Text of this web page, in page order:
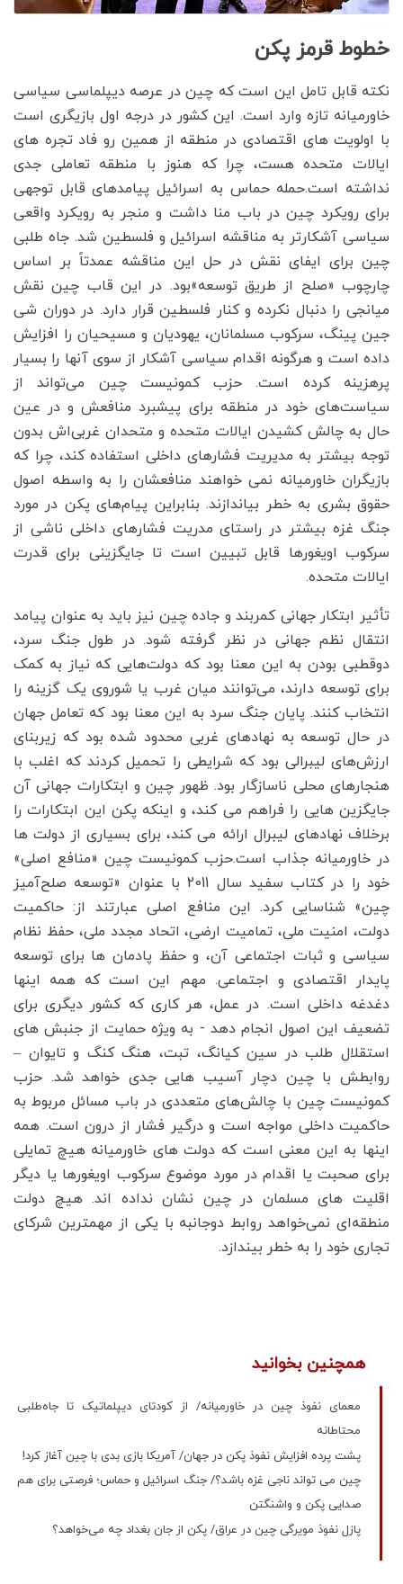
خطوط قرمز پکن
نکته قابل تامل این است که چین در عرصه دیپلماسی سیاسی
خاورمیانه تازه وارد است. این کشور در درجه اول بازیگری است
با اولویت های اقتصادی در منطقه از همین رو فاد تجره های
ایالات متحده هست، چرا که هنوز با منطقه تعاملی جدی
نداشته است.حمله حماس به اسرائیل پیامدهای قابل توجهی
برای رویکرد چین در باب منا داشت و منجر به رویکرد واقعی
سیاسی آشکارتر به مناقشه اسرائیل و فلسطین شد. جاه طلبی
چین برای ایفای نقش در حل این مناقشه عمدتاً بر اساس
چارچوب «صلح از طریق توسعه»بود. در این قاب چین نقش
میانجی را دنبال نکرده و کنار فلسطین قرار دارد. در دوران شی
جین پینگ، سرکوب مسلمانان، یهودیان و مسیحیان را افزایش
داده است و هرگونه اقدام سیاسی آشکار از سوی آنها را بسیار
پرهزینه کرده است. حزب کمونیست چین می‌تواند از
سیاست‌های خود در منطقه برای پیشبرد منافعش و در عین
حال به چالش کشیدن ایالات متحده و متحدان غربی‌اش بدون
توجه بیشتر به مدیریت فشارهای داخلی استفاده کند، چرا که
بازیگران خاورمیانه نمی خواهند منافعشان را به واسطه اصول
حقوق بشری به خطر بیاندازند. بنابراین پیام‌های پکن در مورد
جنگ غزه بیشتر در راستای مدریت فشارهای داخلی ناشی از
سرکوب اویغورها قابل تبیین است تا جایگزینی برای قدرت
ایالات متحده.
تأثیر ابتکار جهانی کمربند و جاده چین نیز باید به عنوان پیامد
انتقال نظم جهانی در نظر گرفته شود. در طول جنگ سرد،
دوقطبی بودن به این معنا بود که دولت‌هایی که نیاز به کمک
برای توسعه دارند، می‌توانند میان غرب یا شوروی یک گزینه را
انتخاب کنند. پایان جنگ سرد به این معنا بود که تعامل جهان
در حال توسعه به نهادهای غربی محدود شده بود که زیربنای
ارزش‌های لیبرالی بود که شرایطی را تحمیل کردند که اغلب با
هنجارهای محلی ناسازگار بود. ظهور چین و ابتکارات جهانی آن
جایگزین هایی را فراهم می کند، و اینکه پکن این ابتکارات را
برخلاف نهادهای لیبرال ارائه می کند، برای بسیاری از دولت ها
در خاورمیانه جذاب است.حزب کمونیست چین «منافع اصلی»
خود را در کتاب سفید سال 2011 با عنوان «توسعه صلح‌آمیز
چین» شناسایی کرد. این منافع اصلی عبارتند از: حاکمیت
دولت، امنیت ملی، تمامیت ارضی، اتحاد مجدد ملی، حفظ نظام
سیاسی و ثبات اجتماعی آن، و حفظ پادمان ها برای توسعه
پایدار اقتصادی و اجتماعی. مهم این است که همه اینها
دغدغه داخلی است. در عمل، هر کاری که کشور دیگری برای
تضعیف این اصول انجام دهد - به ویژه حمایت از جنبش های
استقلال طلب در سین کیانگ، تبت، هنگ کنگ و تایوان –
روابطش با چین دچار آسیب هایی جدی خواهد شد. حزب
کمونیست چین با چالش‌های متعددی در باب مسائل مربوط به
حاکمیت داخلی مواجه است و درگیر فشار از درون است. همه
اینها به این معنی است که دولت های خاورمیانه هیچ تمایلی
برای صحبت یا اقدام در مورد موضوع سرکوب اویغورها یا دیگر
اقلیت های مسلمان در چین نشان نداده اند. هیچ دولت
منطقه‌ای نمی‌خواهد روابط دوجانبه با یکی از مهمترین شرکای
تجاری خود را به خطر بیندازد.
همچنین بخوانید
معمای نفوذ چین در خاورمیانه/ از کودتای دیپلماتیک تا جاه‌طلبی
محتاطانه
پشت پرده افزایش نفوذ پکن در جهان/ آمریکا بازی بدی با چین آغاز کرد!
چین می تواند ناجی غزه باشد؟/ جنگ اسرائیل و حماس؛ فرصتی برای هم
صدایی پکن و واشنگتن
پازل نفوذ مویرگی چین در عراق/ پکن از جان بغداد چه می‌خواهد؟